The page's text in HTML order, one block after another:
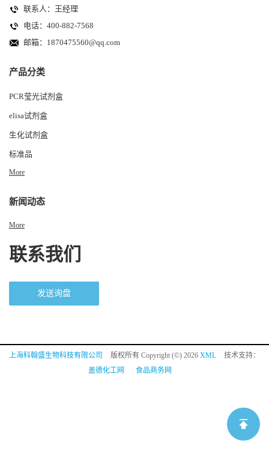
联系人：王经理
电话：400-882-7568
邮箱： 1870475560@qq.com
产品分类
PCR莹光试剂盒
elisa试剂盒
生化试剂盒
标准品
More
新闻动态
More
联系我们
发送询盘
上海科翰盛生物科技有限公司 版权所有 Copyright (©) 2026 XML
技术支持：
盖德化工网
食品商务网